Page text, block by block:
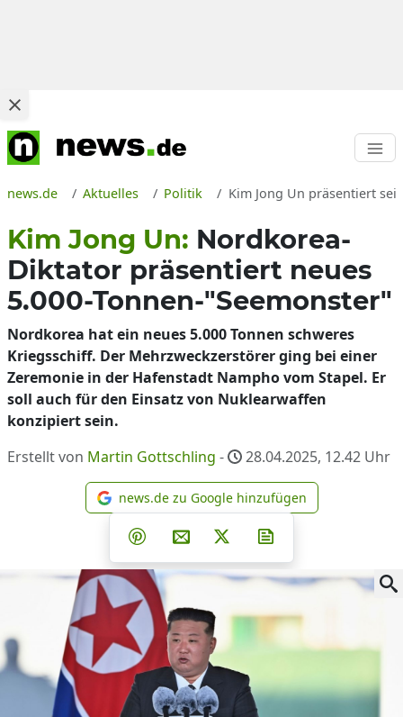
news.de Aktuelles Politik Kim Jong Un präsentiert
Kim Jong Un: Nordkorea-
Diktator präsentiert neues
5.000-Tonnen-"Seemonster"
Nordkorea hat ein neues 5.000 Tonnen schweres
Kriegsschiff. Der Mehrzweckzerstörer ging bei einer
Zeremonie in der Hafenstadt Nampho vom Stapel. Er
soll auch für den Einsatz von Nuklearwaffen
konzipiert sein.
Erstellt von Martin Gottschling - 28.04.2025, 12.42 Uhr
news.de zu Google
news.de zu Google hinzufügen
Teilen auf Facebook
Teilen auf Whatsapp
Teilen auf Telegram
Teilen auf Pinterest
Per E-Mail teilen
Post auf X